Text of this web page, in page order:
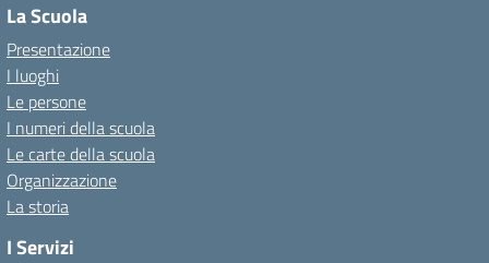
La Scuola
Presentazione
I luoghi
Le persone
I numeri della scuola
Le carte della scuola
Organizzazione
La storia
I Servizi